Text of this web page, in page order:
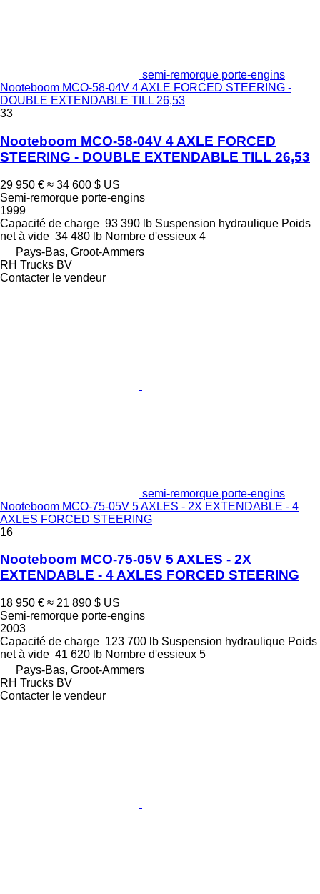
semi-remorque porte-engins
Nooteboom MCO-58-04V 4 AXLE FORCED STEERING -
DOUBLE EXTENDABLE TILL 26,53
33
Nooteboom MCO-58-04V 4 AXLE FORCED
STEERING - DOUBLE EXTENDABLE TILL 26,53
29 950 € ≈ 34 600 $ US
Semi-remorque porte-engins
1999
Capacité de charge 93 390 lb Suspension hydraulique Poids
net à vide 34 480 lb Nombre d'essieux 4
Pays-Bas, Groot-Ammers
RH Trucks BV
Contacter le vendeur
semi-remorque porte-engins
Nooteboom MCO-75-05V 5 AXLES - 2X EXTENDABLE - 4
AXLES FORCED STEERING
16
Nooteboom MCO-75-05V 5 AXLES - 2X
EXTENDABLE - 4 AXLES FORCED STEERING
18 950 € ≈ 21 890 $ US
Semi-remorque porte-engins
2003
Capacité de charge 123 700 lb Suspension hydraulique Poids
net à vide 41 620 lb Nombre d'essieux 5
Pays-Bas, Groot-Ammers
RH Trucks BV
Contacter le vendeur